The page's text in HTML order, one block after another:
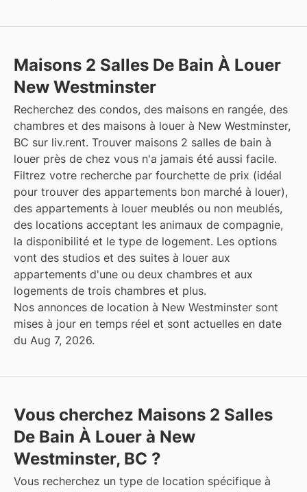
Maisons 2 Salles De Bain À Louer
New Westminster
Recherchez des condos, des maisons en rangée, des
chambres et des maisons à louer à New Westminster,
BC sur liv.rent. Trouver maisons 2 salles de bain à
louer près de chez vous n'a jamais été aussi facile.
Filtrez votre recherche par fourchette de prix (idéal
pour trouver des appartements bon marché à louer),
des appartements à louer meublés ou non meublés,
des locations acceptant les animaux de compagnie,
la disponibilité et le type de logement. Les options
vont des studios et des suites à louer aux
appartements d'une ou deux chambres et aux
logements de trois chambres et plus.
Nos annonces de location à New Westminster sont
mises à jour en temps réel et sont actuelles en date
du Aug 7, 2026.
Vous cherchez Maisons 2 Salles
De Bain À Louer à New
Westminster, BC ?
Vous recherchez un type de location spécifique à